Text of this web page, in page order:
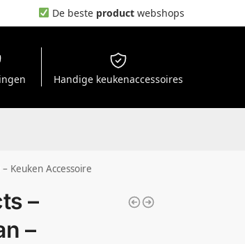
De beste product webshops
Handige keukenaccessoires
Keuken Accessoire
–
–